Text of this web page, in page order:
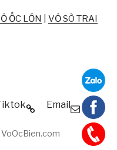
ỐC LỚN
VỎ SÒ TRAI
Email